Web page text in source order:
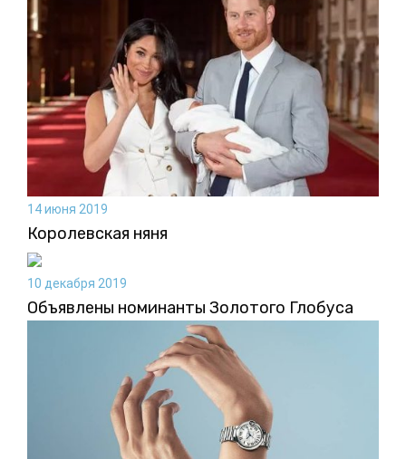
14 июня 2019
Королевская няня
10 декабря 2019
Объявлены номинанты Золотого Глобуса